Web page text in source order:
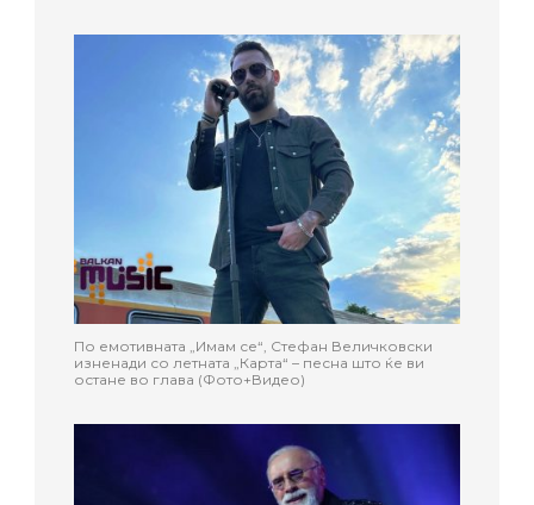
По емотивната „Имам се“, Стефан Величковски
изненади со летната „Карта“ – песна што ќе ви
остане во глава (Фото+Видео)